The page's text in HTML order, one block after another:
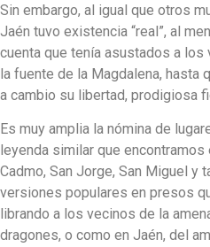
Sin embargo, al igual que otros
Jaén tuvo existencia “real”, al
cuenta que tenía asustados a
la fuente de la Magdalena, hasta
a cambio su libertad, prodigiosa
Es muy amplia la nómina de
leyenda similar que
Cadmo, San Jorge, San Miguel y
versiones populares en presos
librando a los vecinos de la
dragones, o como en Jaén, del